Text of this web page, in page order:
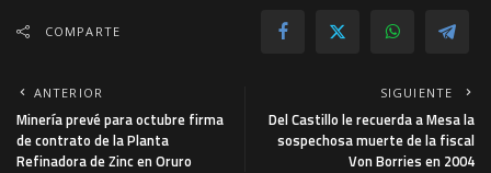
COMPARTE
ANTERIOR
Minería prevé para octubre firma
de contrato de la Planta
Refinadora de Zinc en Oruro
SIGUIENTE
Del Castillo le recuerda a Mesa la
sospechosa muerte de la fiscal
Von Borries en 2004